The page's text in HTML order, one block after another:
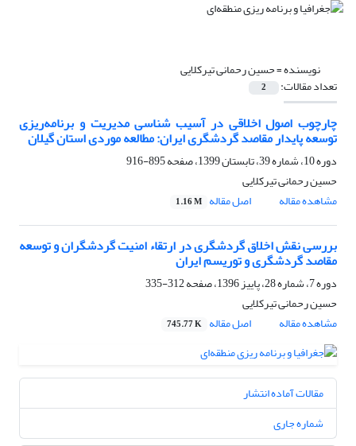
نویسنده =حسین رحمانی تیرکلایی
تعداد مقالات: 2
چارچوب اصول اخلاقی در آسیب شناسی مدیریت و برنامه‌ریزی
توسعه پایدار مقاصد گردشگری ایران: مطالعه موردی استان گیلان
دوره 10، شماره 39، تابستان 1399، صفحه
895-916
حسین رحمانی تیرکلایی
مشاهده مقاله
اصل مقاله 1.16 M
بررسی نقش اخلاق گردشگری در ارتقاء امنیت گردشگران و توسعه
مقاصد گردشگری و توریسم ایران
دوره 7، شماره 28، پاییز 1396، صفحه
312-335
حسین رحمانی تیرکلایی
مشاهده مقاله
اصل مقاله 745.77 K
مقالات آماده انتشار
شماره جاری